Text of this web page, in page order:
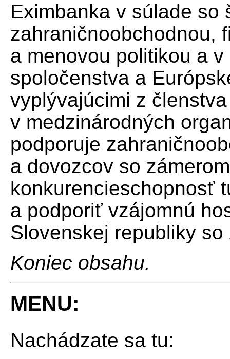
Eximbanka v súlade so
zahraničnoobchodnou,
a menovou politikou a
spoločenstva a
vyplývajúcimi z
v medzinárodných
podporuje
a dovozcov so
konkurencieschopnosť
a podporiť vzájomnú
Slovenskej republiky
Koniec obsahu.
MENU:
Nachádzate sa tu: